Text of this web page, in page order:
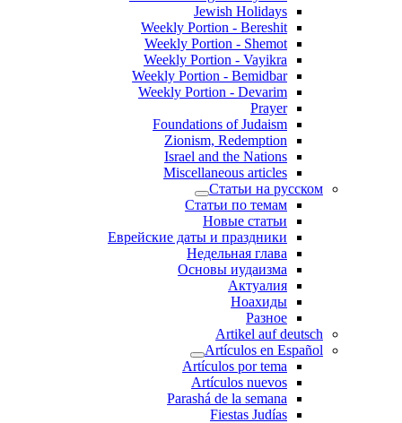
Jewish Holidays
Weekly Portion - Bereshit
Weekly Portion - Shemot
Weekly Portion - Vayikra
Weekly Portion - Bemidbar
Weekly Portion - Devarim
Prayer
Foundations of Judaism
Zionism, Redemption
Israel and the Nations
Miscellaneous articles
Статьи на русском
Статьи по темам
Новые статьи
Еврейские даты и праздники
Недельная глава
Основы иудаизма
Актуалия
Ноахиды
Разное
Artikel auf deutsch
Artículos en Español
Artículos por tema
Artículos nuevos
Parashá de la semana
Fiestas Judías